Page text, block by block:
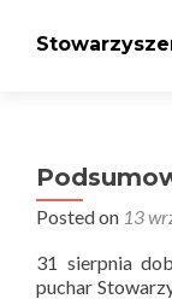
Posted on 13
31 sierpnia
puchar